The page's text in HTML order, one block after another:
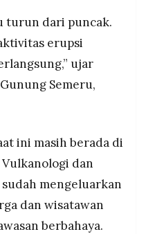
turun dari puncak.
erupsi
ujar
Semeru,
ini masih berada di
dan
mengeluarkan
dan wisatawan
berbahaya.